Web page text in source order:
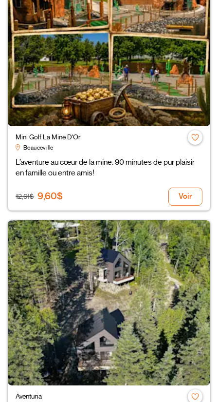
Mini Golf La Mine D'Or
Beauceville
L’aventure au cœur de la mine: 90 minutes de pur plaisir
en famille ou entre amis!
12,61$ 9,60$ Voir
Aventuria